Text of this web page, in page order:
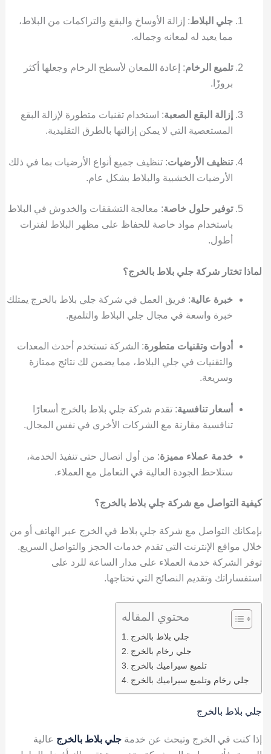
جلي البلاط: إزالة الأوساخ والبقع والتراكمات من البلاط،
مما يعيد له لمعانه وجماله.
تلميع الرخام: إعادة اللمعان لأسطح الرخام وجعلها أكثر
بروزًا.
إزالة البقع الصعبة: استخدام تقنيات متطورة لإزالة البقع
المستعصية التي لا يمكن إزالتها بالطرق التقليدية.
تنظيف الأرضيات: تنظيف جميع أنواع الأرضيات بما في ذلك
الأرضيات الخشبية والبلاط بشكل عام.
توفير حلول خاصة: معالجة التشققات والخدوش في البلاط
باستخدام مواد خاصة للحفاظ على مظهر البلاط لفترات
أطول.
لماذا تختار شركة جلي بلاط بالخرج؟
خبرة عالية: فريق العمل في شركة جلي بلاط بالخرج يمتلك
خبرة واسعة في مجال جلي البلاط والتلميع.
أدوات وتقنيات متطورة: الشركة تستخدم أحدث المعدات
والتقنيات في جلي البلاط، مما يضمن لك نتائج ممتازة
وسريعة.
أسعار تنافسية: تقدم شركة جلي بلاط بالخرج أسعارًا
تنافسية مقارنة مع الشركات الأخرى في نفس المجال.
خدمة عملاء مميزة: من أول اتصال حتى تنفيذ الخدمة،
ستلاحظ الجودة العالية في التعامل مع العملاء.
كيفية التواصل مع شركة جلي بلاط بالخرج؟
بإمكانك التواصل مع شركة جلي بلاط في الخرج عبر الهاتف أو من
خلال مواقع الإنترنت التي تقدم خدمات الحجز والتواصل السريع.
توفر الشركة خدمة العملاء على مدار الساعة للرد على
استفساراتك وتقديم النصائح التي تحتاجها.
محتوي المقاله
جلي بلاط بالخرج
جلي رخام بالخرج
تلميع سيراميك بالخرج
جلي رخام وتلميع سيراميك بالخرج
جلي بلاط بالخرج
إذا كنت في الخرج وتبحث عن خدمة جلي بلاط بالخرج عالية